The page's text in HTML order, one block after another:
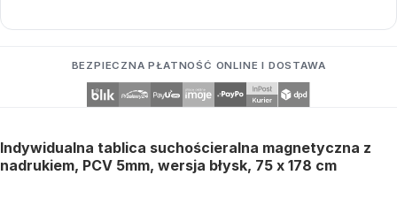
BEZPIECZNA PŁATNOŚĆ ONLINE I DOSTAWA
Indywidualna tablica suchościeralna magnetyczna z
nadrukiem, PCV 5mm, wersja błysk, 75 x 178 cm